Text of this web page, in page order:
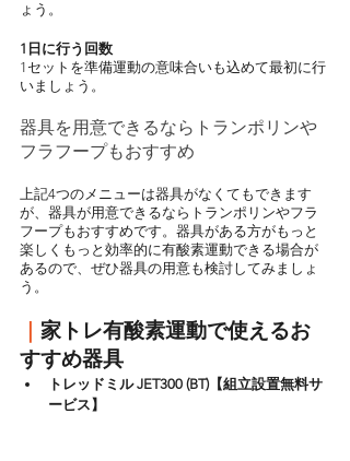
ょう。
1日に行う回数
1セットを準備運動の意味合いも込めて最初に行
いましょう。
器具を用意できるならトランポリンや
フラフープもおすすめ
上記4つのメニューは器具がなくてもできます
が、器具が用意できるならトランポリンやフラ
フープもおすすめです。器具がある方がもっと
楽しくもっと効率的に有酸素運動できる場合が
あるので、ぜひ器具の用意も検討してみましょ
う。
家トレ有酸素運動で使えるお
すすめ器具
トレッドミル JET300 (BT)【組立設置無料サ
ービス】